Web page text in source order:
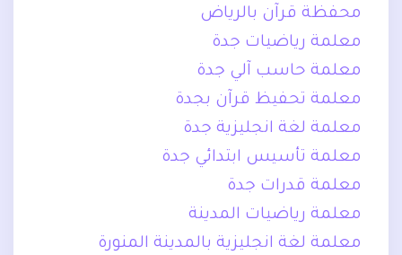
محفظة قرآن بالرياض
معلمة رياضيات جدة
معلمة حاسب آلي جدة
معلمة تحفيظ قرآن بجدة
معلمة لغة انجليزية جدة
معلمة تأسيس ابتدائي جدة
معلمة قدرات جدة
معلمة رياضيات المدينة
معلمة لغة انجليزية بالمدينة المنورة